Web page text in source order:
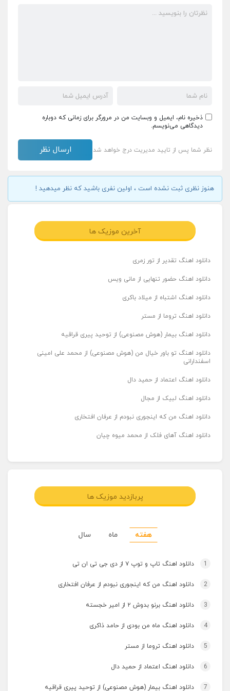
ذخیره نام، ایمیل و وبسایت من در مرورگر برای زمانی که دوباره
دیدگاهی می‌نویسم.
نظر شما پس از تایید مدیریت درج خواهد شد
هنوز نظری ثبت نشده است ، اولین نفری باشید که نظر میدهید !
آخرین موزیک ها
دانلود اهنگ تقدیر از تور زمری
دانلود اهنگ حضور تنهایی از مانی ویس
دانلود اهنگ اشتباه از میلاد باکری
دانلود اهنگ تروما از مستر
دانلود اهنگ بیمار (هوش مصنوعی) از توحید پیری قراقیه
دانلود اهنگ تو باور خیال من (هوش مصنوعی) از محمد علی امینی
اسفندارانی
دانلود اهنگ اعتماد از حمید دال
دانلود اهنگ لبیک از مجال
دانلود اهنگ من که اینجوری نبودم از عرفان افتخاری
دانلود اهنگ آهای فلک از محمد میوه چیان
پربازدید موزیک ها
هفته ماه سال
1 دانلود اهنگ تاپ و توپ ۷ از دی جی تی ان تی
2 دانلود اهنگ من که اینجوری نبودم از عرفان افتخاری
3 دانلود اهنگ برنو بدوش ۲ از امیر خجسته
4 دانلود اهنگ ماه من بودی از حامد ذاکری
5 دانلود اهنگ تروما از مستر
6 دانلود اهنگ اعتماد از حمید دال
7 دانلود اهنگ بیمار (هوش مصنوعی) از توحید پیری قراقیه